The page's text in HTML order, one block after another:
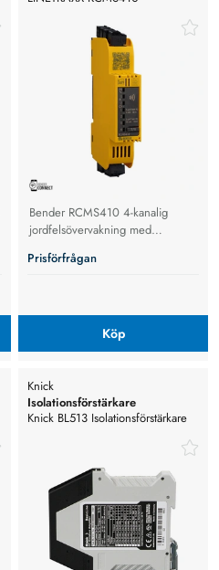
Bender RCMS410 4-kanalig
jordfelsövervakning med
62020-1
Prisförfrågan
Köp
Knick
Isolationsförstärkare
Knick BL513 Isolationsförstärkare